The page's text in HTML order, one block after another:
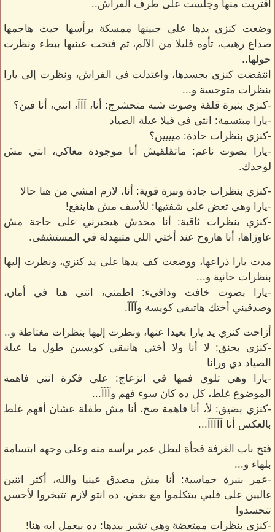
اقتربت منها وجلست على طرف الفراش..
وضعت كنزي يدها على جبينها ممسكة برأسها حيث هاجمها
صداع رهيب، تأوه قليلا من الآلم، ثم فتحت عينيها ببطء ونظرت
حولها..
انتفضت كنزي بجسدها، واعتدلت في الفراش، ونظرت إلى يارا
بنظرات متوجسة و...
-كنزي بنبرة قلقة وصوت شبه متحشرج: أنا، آآآ، انتي، أنا فين؟
-يارا مبتسمة: انتي في فيلا عيلة الصياد
-كنزي بنظرات حادة: ميييين؟
-يارا بصوت ناعم: ماتقلقيش أنا موجودة معاكي، انتي مش
لوحدك.
-كنزي بنظرات جادة ونبرة قوية: أنا، لازم امشي من هنا حالا
-يارا وهي تعض على شفتيها: للأسف مش هاينفع!
-كنزي بنظرات ثاقبة: أنا محدش هيجبرني على حاجة مش
عاوزاها، أنا هاروح عند أختي اللي متبهدلة في المستشفى.
مدت يارا ذراعها، ووضعت كف يدها على يد كنزي، ونظرت إليها
بنظرات حانية و...
-يارا بصوت خافت ودافيء: اطمني، انتي هنا في أمان،
وصدقيني أختك هاتبقى كويسة وآآآ.
أزاحت كنزي يد يارا بعيدا عنها، ونظرت إليها بنظرات مغتاظة و..
-كنزي بحنق: لا أنا ولا أختي هانبقى كويسين طول ما عيلة
الصياد دي ورانا
-يارا وهي تلوي فمها في انزعاج: على فكرة انتي فاهمة
الموضوع غلط، كل ده كان سوء فهم وآآآ...
-كنزي بضيق: لأ، أنا فاهمة صح، أنا مش طفلة عشان أفهم غلط
بالعكس أنا آآآآآ...
فتح باب الغرفة فجأة ليطل عمر برأسه منه وعلى وجهه ابتسامة
بلهاء و...
-عمر بنبرة حماسية: أنا مش مصدق عينيا والله، أكتر اتنين
غاليين على قلبي بيتكلموا مع بعض، ده انتو لازم تتبخروا لأحسن
تتحسدوا
-كنزي بنظرات ممتعضة وهي تشير بيدها: ده بيعمل ايه هنا!